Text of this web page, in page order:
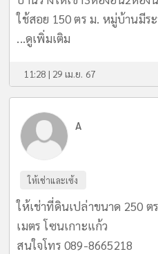
ใช้สอย 150 ตร ม. หมู่บ้านมี
...ดูเพิ่มเติม
11:28 | 29 เม.ย. 67
A
ให้เช่าและเซ้ง
ให้เช่าที่ดินเปล่าขนาด 250
เมตร โซนเกาะแก้ว
สนใจโทร 089-8665218